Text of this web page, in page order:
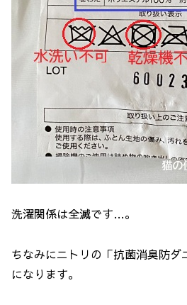
洗濯関係は全滅です…。
ちなみにニトリの「抗菌消臭防ダ
になります。